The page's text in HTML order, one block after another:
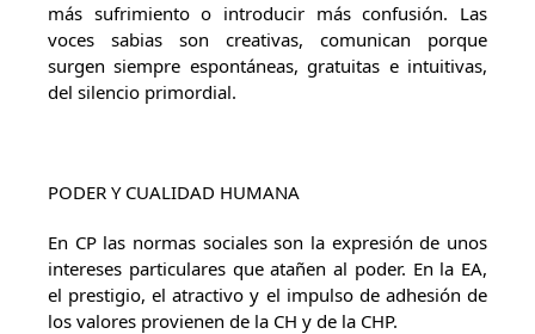
más sufrimiento o introducir más confusión. Las
voces sabias son creativas, comunican porque
surgen siempre espontáneas, gratuitas e intuitivas,
del silencio primordial.
PODER Y CUALIDAD HUMANA
En CP las normas sociales son la expresión de unos
intereses particulares que atañen al poder. En la EA,
el prestigio, el atractivo y el impulso de adhesión de
los valores provienen de la CH y de la CHP.